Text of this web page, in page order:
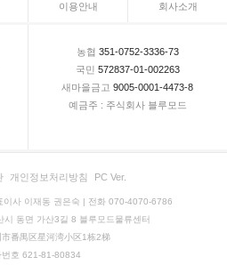
이용안내 회사소개
농협 351-0752-3336-73
국민 572837-01-002263
새마을금고 9005-0001-4473-8
예금주 : 주식회사 블루모드
개인정보처리방침 PC Ver.
이사 이재동 권은숙 | 전화 070-4070-6786
시 동면 가산3길 8 블루모드물류센터
番禺区星河湾小区1栋2梯
번호 621-81-80834